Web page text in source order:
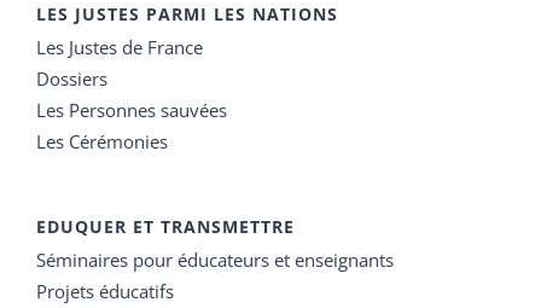
LES JUSTES PARMI LES NATIONS
Les Justes de France
Dossiers
Les Personnes sauvées
Les Cérémonies
EDUQUER ET TRANSMETTRE
Séminaires pour éducateurs et enseignants
Projets éducatifs